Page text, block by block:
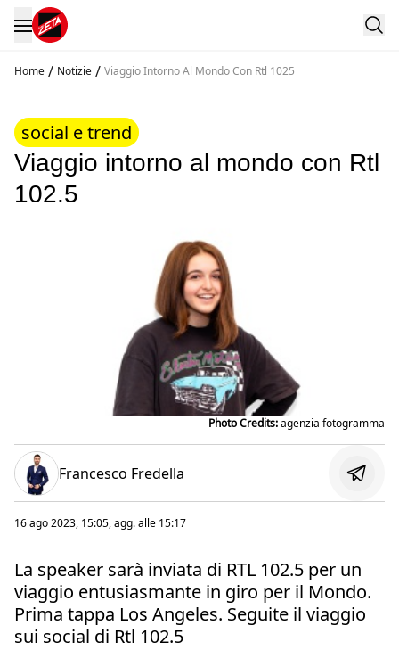
Home / Notizie / Viaggio Intorno Al Mondo Con Rtl 1025
social e trend
Viaggio intorno al mondo con Rtl
102.5
Photo Credits:agenzia fotogramma
Francesco Fredella
16 ago 2023, 15:05, agg. alle 15:17
La speaker sarà inviata di RTL 102.5 per un
viaggio entusiasmante in giro per il Mondo.
Prima tappa Los Angeles. Seguite il viaggio
sui social di Rtl 102.5